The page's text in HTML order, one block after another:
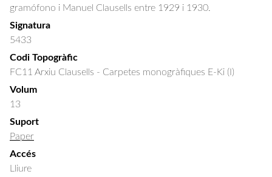
gramófono i Manuel Clausells entre 1929 i 1930.
Signatura
5433
Codi Topogràfic
FC11 Arxiu Clausells - Carpetes monogràfiques E-Ki (I)
Volum
13
Suport
Paper
Accés
Lliure